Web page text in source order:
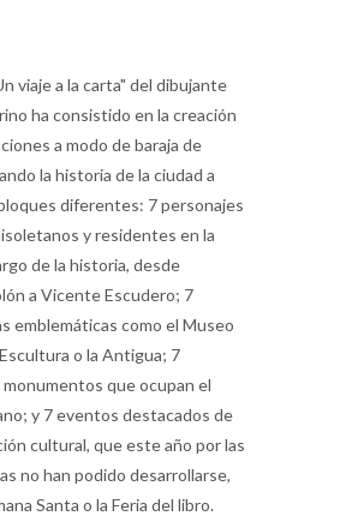
viaje a la carta" del dibujante
ha consistido en la creación
a modo de baraja de
la historia de la ciudad a
diferentes: 7 personajes
y residentes en la
de la historia, desde
a Vicente Escudero; 7
emblemáticas como el Museo
o la Antigua; 7
que ocupan el
y 7 eventos destacados de
cultural, que este año por las
no han podido desarrollarse,
Santa o la Feria del libro.